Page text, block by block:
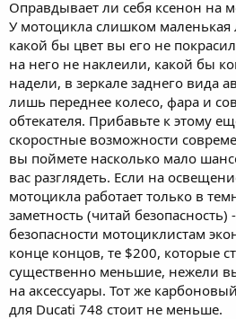
Оправдывает ли себя ксенон на
У мотоцикла слишком
какой бы цвет вы его не
на него не наклеили, какой бы
надели, в зеркале заднего вида
лишь переднее колесо, фара и
обтекателя. Прибавьте к этому
скоростные возможности
вы поймете насколько мало
вас разглядеть. Если на
мотоцикла работает только в
заметность (читай безопасность)
безопасности мотоциклистам
конце концов, те $200, которые
существенно меньшие, нежели
на аксессуары. Тот же
для Ducati 748 стоит не меньше.